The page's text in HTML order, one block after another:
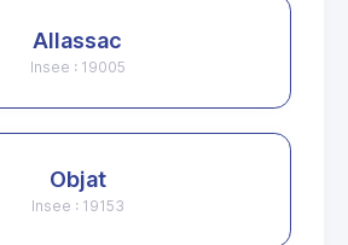
Allassac
Insee : 19005
Objat
Insee : 19153